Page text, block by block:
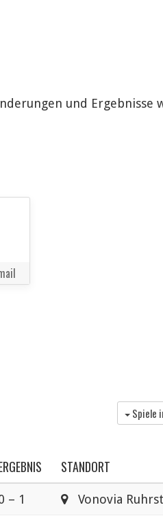
und Ergebnisse
Spiele
STANDORT
– 1 Vonovia